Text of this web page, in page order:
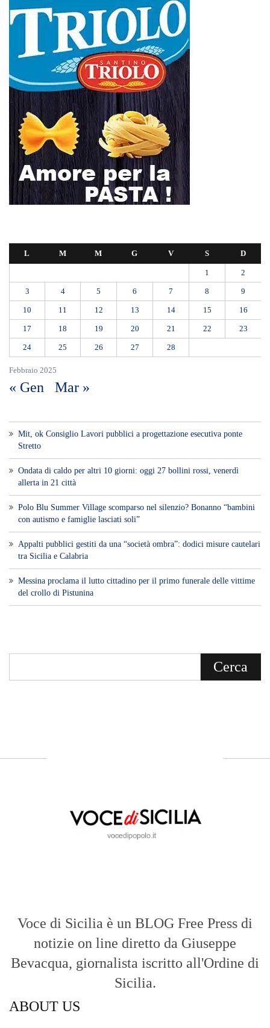
Febbraio 2025
L M M G V S D
1 2
3 4 5 6 7 8 9
10 11 12 13 14 15 16
17 18 19 20 21 22 23
24 25 26 27 28
« Gen Mar »
Mit, ok Consiglio Lavori pubblici a progettazione esecutiva ponte
Stretto
Ondata di caldo per altri 10 giorni: oggi 27 bollini rossi, venerdì
allerta in 21 città
Polo Blu Summer Village scomparso nel silenzio? Bonanno “bambini
con autismo e famiglie lasciati soli”
Appalti pubblici gestiti da una “società ombra”: dodici misure cautelari
tra Sicilia e Calabria
Messina proclama il lutto cittadino per il primo funerale delle vittime
del crollo di Pistunina
Voce di Sicilia è un BLOG Free Press di
notizie on line diretto da Giuseppe
Bevacqua, giornalista iscritto all'Ordine di
Sicilia.
ABOUT US